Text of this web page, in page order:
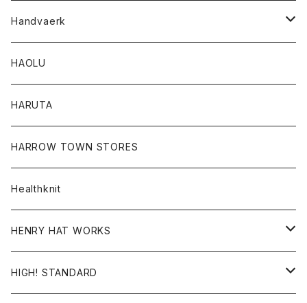
アウター
カーディガン
コート
トップス
シャツ
スウェット
レディース
カーディガン
コート
ボトム
パンツ
Handvaerk
トップス
Tシャツ
ロンTEE
HAOLU
HARUTA
HARROW TOWN STORES
Healthknit
HENRY HAT WORKS
帽子
HIGH! STANDARD